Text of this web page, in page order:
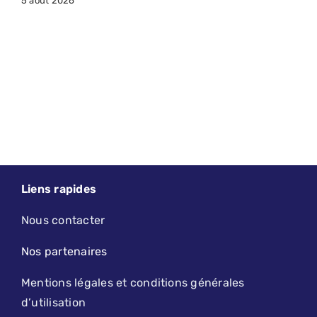
Liens rapides
Nous contacter
Nos partenaires
Mentions légales et conditions générales
d’utilisation